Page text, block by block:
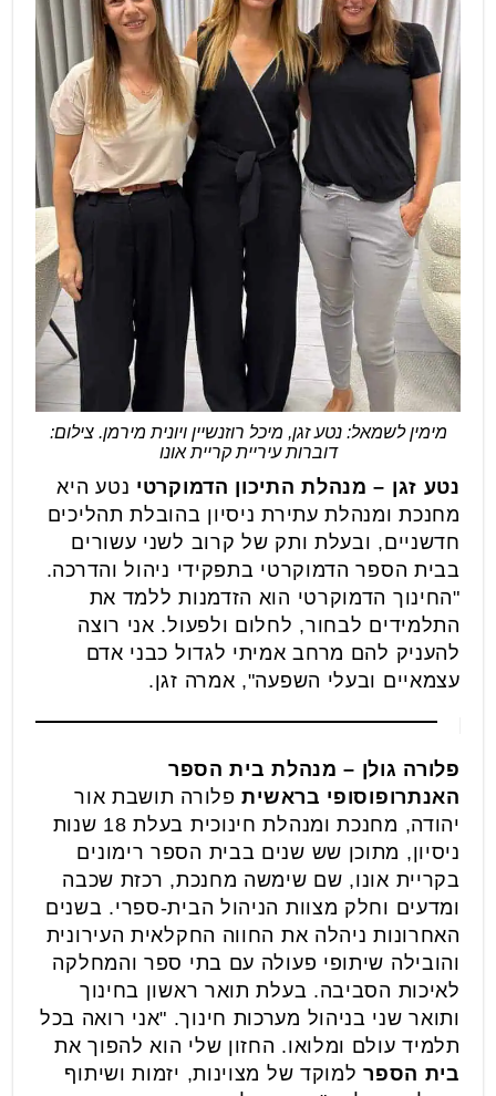
מימין לשמאל: נטע זגן, מיכל רוזנשיין ויונית מירמן. צילום:
דוברות עיריית קריית אונו
נטע זגן – מנהלת התיכון הדמוקרטי נטע היא
מחנכת ומנהלת עתירת ניסיון בהובלת תהליכים
חדשניים, ובעלת ותק של קרוב לשני עשורים
בבית הספר הדמוקרטי בתפקידי ניהול והדרכה.
"החינוך הדמוקרטי הוא הזדמנות ללמד את
התלמידים לבחור, לחלום ולפעול. אני רוצה
להעניק להם מרחב אמיתי לגדול כבני אדם
עצמאיים ובעלי השפעה", אמרה זגן.
פלורה גולן – מנהלת בית הספר
האנתרופוסופי בראשיתפלורה תושבת אור
יהודה, מחנכת ומנהלת חינוכית בעלת 18 שנות
ניסיון, מתוכן שש שנים בבית הספר רימונים
בקריית אונו, שם שימשה מחנכת, רכזת שכבה
ומדעים וחלק מצוות הניהול הבית-ספרי. בשנים
האחרונות ניהלה את החווה החקלאית העירונית
והובילה שיתופי פעולה עם בתי ספר והמחלקה
לאיכות הסביבה. בעלת תואר ראשון בחינוך
ותואר שני בניהול מערכות חינוך. "אני רואה בכל
תלמיד עולם ומלואו. החזון שלי הוא להפוך את
בית הספר למוקד של מצוינות, יזמות ושיתוף